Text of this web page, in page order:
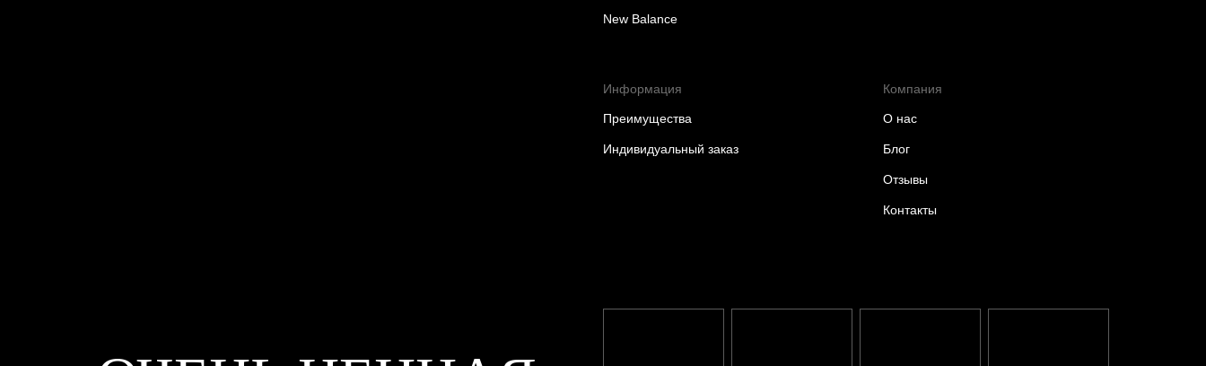
New Balance
Информация
Преимущества
Индивидуальный заказ
Компания
О нас
Блог
Отзывы
Контакты